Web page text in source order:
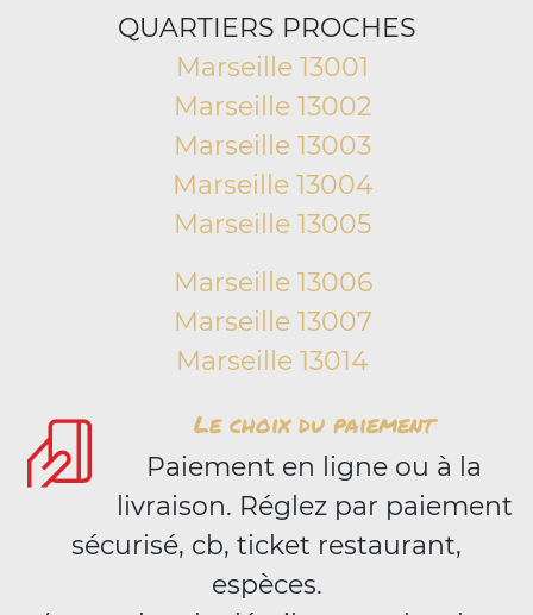
QUARTIERS PROCHES
Marseille 13001
Marseille 13002
Marseille 13003
Marseille 13004
Marseille 13005
Marseille 13006
Marseille 13007
Marseille 13014
Le choix du paiement
Paiement en ligne ou à la
livraison. Réglez par paiement
sécurisé, cb, ticket restaurant,
espèces.